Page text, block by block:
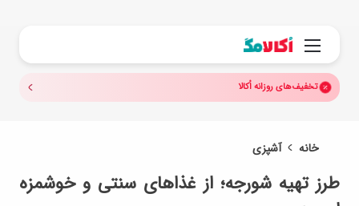
منو
تخفیف‌های روزانه اُکالا
خانه آشپزی
طرز تهیه شورجه؛ از غذاهای سنتی و خوشمزه